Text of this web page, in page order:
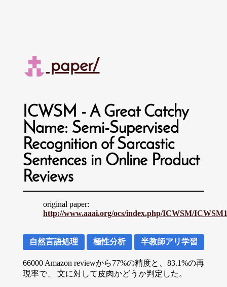
paper/
ICWSM - A Great Catchy
Name: Semi-Supervised
Recognition of Sarcastic
Sentences in Online Product
Reviews
original paper:
http://www.aaai.org/ocs/index.php/ICWSM/
自然言語処理 極性分析 半教師アリ学習
66000 Amazon reviewから77%の精度と、83.1%の再
現率で、 文に対して皮肉かどうか判定した。